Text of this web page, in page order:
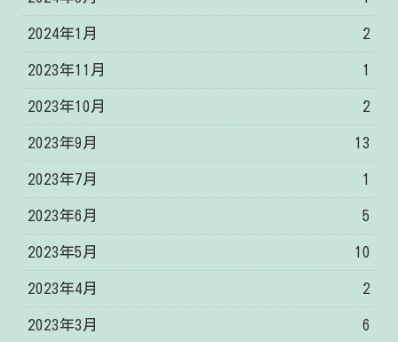
2024年1月 2
2023年11月 1
2023年10月 2
2023年9月 13
2023年7月 1
2023年6月 5
2023年5月 10
2023年4月 2
2023年3月 6